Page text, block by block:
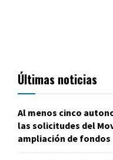
Últimas noticias
Al menos cinco
las solicitudes del
ampliación de fondos